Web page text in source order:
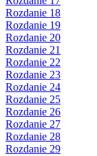
Rozdanie 18
Rozdanie 19
Rozdanie 20
Rozdanie 21
Rozdanie 22
Rozdanie 23
Rozdanie 24
Rozdanie 25
Rozdanie 26
Rozdanie 27
Rozdanie 28
Rozdanie 29